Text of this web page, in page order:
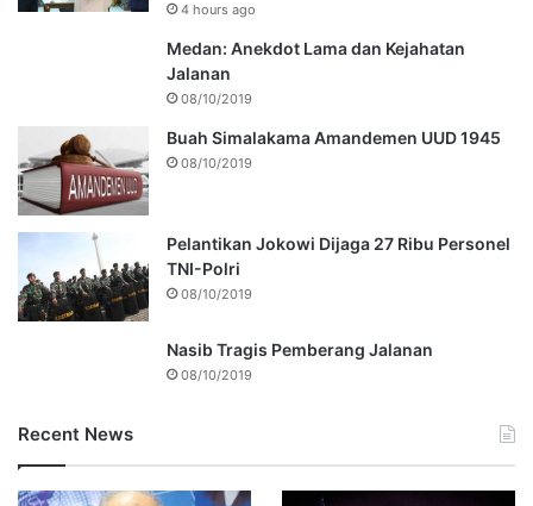
4 hours ago
Medan: Anekdot Lama dan Kejahatan
Jalanan
08/10/2019
Buah Simalakama Amandemen UUD 1945
08/10/2019
Pelantikan Jokowi Dijaga 27 Ribu Personel
TNI-Polri
08/10/2019
Nasib Tragis Pemberang Jalanan
08/10/2019
Recent News